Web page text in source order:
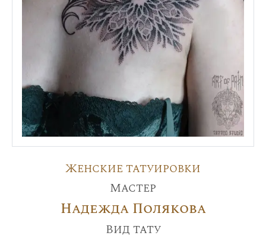
Женские татуировки
Мастер
Надежда Полякова
Вид тату